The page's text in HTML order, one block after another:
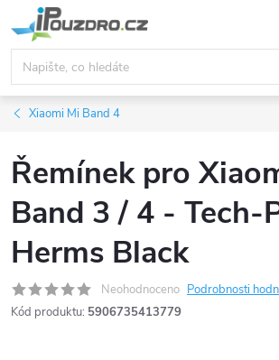
na
obsah
Xiaomi Mi Band 4
Řemínek pro
Band 3 / 4 - Tech-
Herms Black
Neohodnoceno Podrobnosti
Kód produktu: 5906735413779